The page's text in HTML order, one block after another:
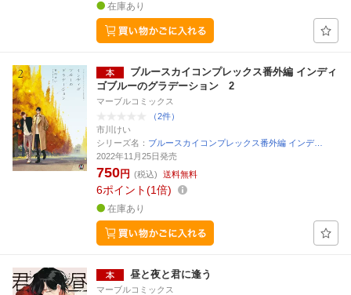
在庫あり
ブルースカイコンプレックス番外編 インディ
ゴブルーのグラデーション 2
マーブルコミックス
（2件）
市川けい
シリーズ名： ブルースカイコンプレックス番外編 インデ…
2022年11月25日発売
750円 (税込) 送料無料
6ポイント 1倍
在庫あり
昼と夜と君に逢う
マーブルコミックス